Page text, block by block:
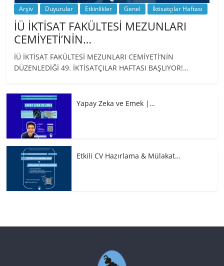
Arşiv Duyurular Etkinlikler Genel İktisatçılar Haftası
İÜ İKTİSAT FAKÜLTESİ MEZUNLARI
CEMİYETİ’NİN…
İÜ İKTİSAT FAKÜLTESİ MEZUNLARI CEMİYETİ’NİN
DÜZENLEDİĞİ 49. İKTİSATÇILAR HAFTASI BAŞLIYOR!…
Yapay Zeka ve Emek |…
Etkili CV Hazırlama & Mülakat…